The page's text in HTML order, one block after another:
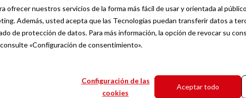
ofrecer nuestros servicios de la forma más fácil de usar y orientada al
Además, usted acepta que las Tecnologías puedan transferir datos a
de protección de datos. Para más información, la opción de revocar su
«Configuración de consentimiento».
Configuración de las
cookies
Aceptar todo
Logística
Logística: consejos
envíos